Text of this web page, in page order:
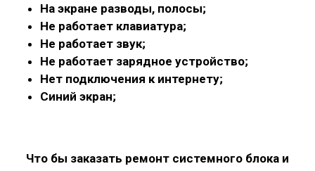
На экране разводы, полосы;
Не работает клавиатура;
Не работает звук;
Не работает зарядное устройство;
Нет подключения к интернету;
Синий экран;
Что бы заказать ремонт системного блока и